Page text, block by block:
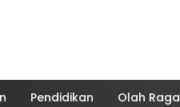
Pendidikan Olah Raga